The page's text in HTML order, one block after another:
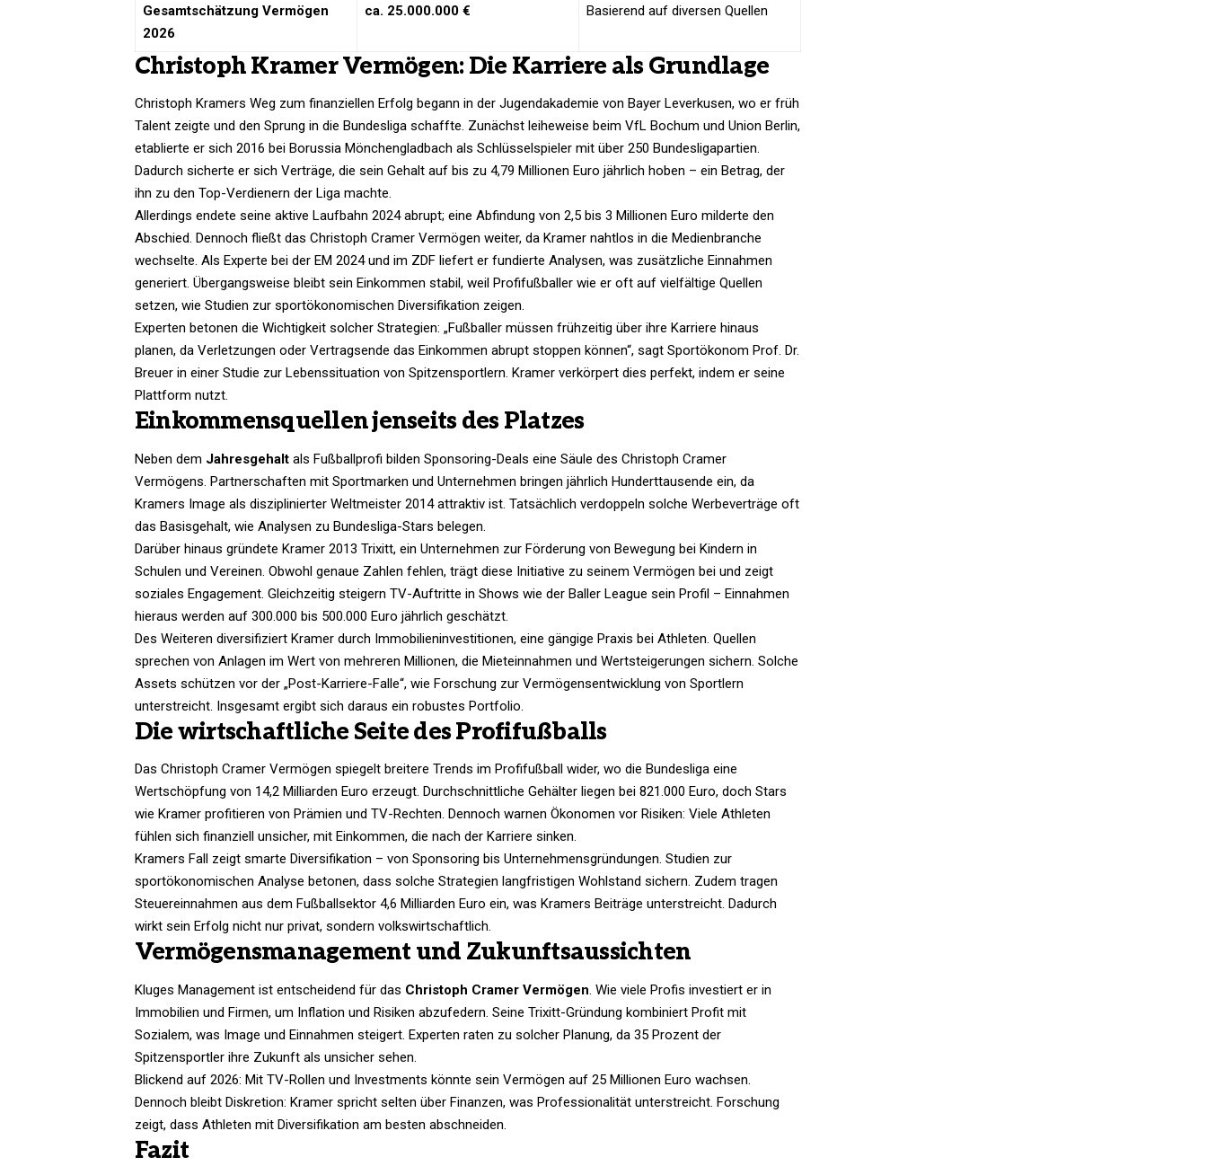
Gesamtschätzung Vermögen
2026
ca. 25.000.000 € Basierend auf diversen Quellen
Christoph Kramer Vermögen: Die Karriere als Grundlage
Christoph Kramers Weg zum finanziellen Erfolg begann in der Jugendakademie von Bayer Leverkusen, wo er früh
Talent zeigte und den Sprung in die Bundesliga schaffte. Zunächst leiheweise beim VfL Bochum und Union Berlin,
etablierte er sich 2016 bei Borussia Mönchengladbach als Schlüsselspieler mit über 250 Bundesligapartien.
Dadurch sicherte er sich Verträge, die sein Gehalt auf bis zu 4,79 Millionen Euro jährlich hoben – ein Betrag, der
ihn zu den Top-Verdienern der Liga machte.
Allerdings endete seine aktive Laufbahn 2024 abrupt; eine Abfindung von 2,5 bis 3 Millionen Euro milderte den
Abschied. Dennoch fließt das Christoph Cramer Vermögen weiter, da Kramer nahtlos in die Medienbranche
wechselte. Als Experte bei der EM 2024 und im ZDF liefert er fundierte Analysen, was zusätzliche Einnahmen
generiert. Übergangsweise bleibt sein Einkommen stabil, weil Profifußballer wie er oft auf vielfältige Quellen
setzen, wie Studien zur sportökonomischen Diversifikation zeigen.
Experten betonen die Wichtigkeit solcher Strategien: „Fußballer müssen frühzeitig über ihre Karriere hinaus
planen, da Verletzungen oder Vertragsende das Einkommen abrupt stoppen können“, sagt Sportökonom Prof. Dr.
Breuer in einer Studie zur Lebenssituation von Spitzensportlern. Kramer verkörpert dies perfekt, indem er seine
Plattform nutzt.
Einkommensquellen jenseits des Platzes
Neben dem Jahresgehalt als Fußballprofi bilden Sponsoring-Deals eine Säule des Christoph Cramer
Vermögens. Partnerschaften mit Sportmarken und Unternehmen bringen jährlich Hunderttausende ein, da
Kramers Image als disziplinierter Weltmeister 2014 attraktiv ist. Tatsächlich verdoppeln solche Werbeverträge oft
das Basisgehalt, wie Analysen zu Bundesliga-Stars belegen.
Darüber hinaus gründete Kramer 2013 Trixitt, ein Unternehmen zur Förderung von Bewegung bei Kindern in
Schulen und Vereinen. Obwohl genaue Zahlen fehlen, trägt diese Initiative zu seinem Vermögen bei und zeigt
soziales Engagement. Gleichzeitig steigern TV-Auftritte in Shows wie der Baller League sein Profil – Einnahmen
hieraus werden auf 300.000 bis 500.000 Euro jährlich geschätzt.
Des Weiteren diversifiziert Kramer durch Immobilieninvestitionen, eine gängige Praxis bei Athleten. Quellen
sprechen von Anlagen im Wert von mehreren Millionen, die Mieteinnahmen und Wertsteigerungen sichern. Solche
Assets schützen vor der „Post-Karriere-Falle“, wie Forschung zur Vermögensentwicklung von Sportlern
unterstreicht. Insgesamt ergibt sich daraus ein robustes Portfolio.
Die wirtschaftliche Seite des Profifußballs
Das Christoph Cramer Vermögen spiegelt breitere Trends im Profifußball wider, wo die Bundesliga eine
Wertschöpfung von 14,2 Milliarden Euro erzeugt. Durchschnittliche Gehälter liegen bei 821.000 Euro, doch Stars
wie Kramer profitieren von Prämien und TV-Rechten. Dennoch warnen Ökonomen vor Risiken: Viele Athleten
fühlen sich finanziell unsicher, mit Einkommen, die nach der Karriere sinken.
Kramers Fall zeigt smarte Diversifikation – von Sponsoring bis Unternehmensgründungen. Studien zur
sportökonomischen Analyse betonen, dass solche Strategien langfristigen Wohlstand sichern. Zudem tragen
Steuereinnahmen aus dem Fußballsektor 4,6 Milliarden Euro ein, was Kramers Beiträge unterstreicht. Dadurch
wirkt sein Erfolg nicht nur privat, sondern volkswirtschaftlich.
Vermögensmanagement und Zukunftsaussichten
Kluges Management ist entscheidend für das Christoph Cramer Vermögen. Wie viele Profis investiert er in
Immobilien und Firmen, um Inflation und Risiken abzufedern. Seine Trixitt-Gründung kombiniert Profit mit
Sozialem, was Image und Einnahmen steigert. Experten raten zu solcher Planung, da 35 Prozent der
Spitzensportler ihre Zukunft als unsicher sehen.
Blickend auf 2026: Mit TV-Rollen und Investments könnte sein Vermögen auf 25 Millionen Euro wachsen.
Dennoch bleibt Diskretion: Kramer spricht selten über Finanzen, was Professionalität unterstreicht. Forschung
zeigt, dass Athleten mit Diversifikation am besten abschneiden.
Fazit